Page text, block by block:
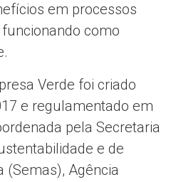
em processos
como
Verde foi criado
e regulamentado em
pela Secretaria
e de
(Semas), Agência